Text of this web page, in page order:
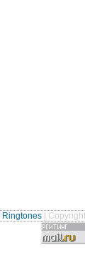
Ringtones |